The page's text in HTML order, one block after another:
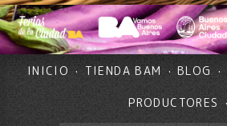
INICIO TIENDA BAM BLOG
PRODUCTORES